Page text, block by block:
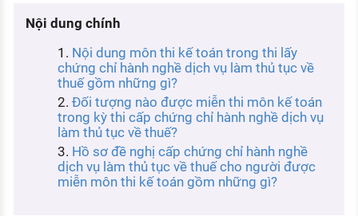
Tử vi nghề nghiệp
Kỹ năng nghề nghiệp
HƯỚNG NGHIỆP VIỆC LÀM
Đặc trưng từng nghề
Xu hướng việc làm
Nội dung chính
Nội dung môn thi kế toán trong thi lấy
chứng chỉ hành nghề dịch vụ làm thủ tục về
thuế gồm những gì?
Đối tượng nào được miễn thi môn kế toán
trong kỳ thi cấp chứng chỉ hành nghề dịch vụ
làm thủ tục về thuế?
Hồ sơ đề nghị cấp chứng chỉ hành nghề
dịch vụ làm thủ tục về thuế cho người được
miễn môn thi kế toán gồm những gì?